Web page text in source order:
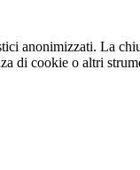
anonimizzati. La
di cookie o altri